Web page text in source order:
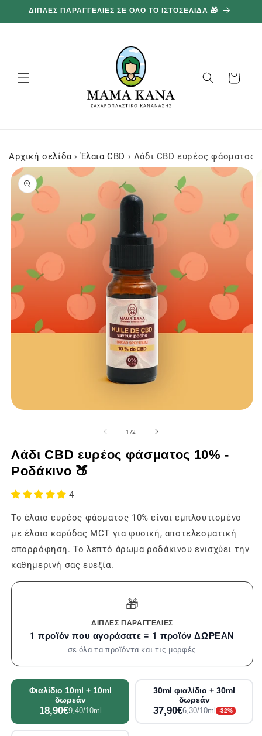
προχωρήστε
στο
ΔΙΠΛΕΣ ΠΑΡΑΓΓΕΛΙΕΣ ΣΕ ΟΛΟ ΤΟ ΙΣΤΟΣΕΛΙΔΑ 🎁
Καλάθι
Αρχική σελίδα › Έλαια CBD › Λάδι CBD ευρέος φάσματος
Μεταβείτε
στις
πληροφορίες
προϊόντος
1
σε
ένα
modal
1 /από
2
Λάδι CBD ευρέος φάσματος 10% -
Ροδάκινο 🍑
4
Το έλαιο ευρέος φάσματος 10% είναι εμπλουτισμένο
με έλαιο καρύδας MCT για φυσική, αποτελεσματική
απορρόφηση. Το λεπτό άρωμα ροδάκινου ενισχύει την
καθημερινή σας ευεξία.
🎁
ΔΙΠΛΈΣ ΠΑΡΑΓΓΕΛΊΕΣ
1 προϊόν που αγοράσατε = 1 προϊόν ΔΩΡΕΑΝ
σε όλα τα προϊόντα και τις μορφές
Φιαλίδιο 10ml + 10ml
δωρεάν
18,90€9,40/10ml
30ml φιαλίδιο + 30ml
δωρεάν
37,90€6,30/10ml -32%